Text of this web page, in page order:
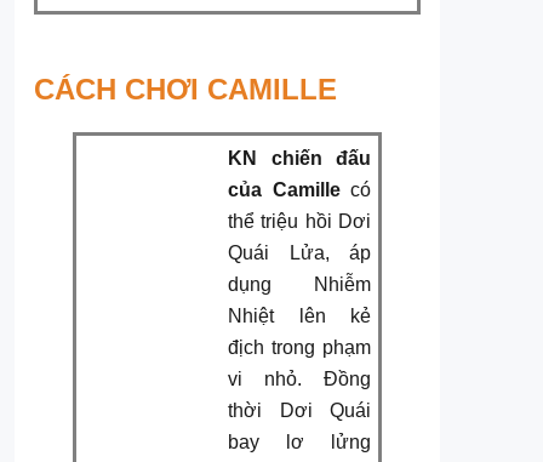
CÁCH CHƠI CAMILLE
KN chiến đấu
của Camillecó
thể triệu hồi Dơi
Quái Lửa, áp
dụng Nhiễm
Nhiệt lên kẻ
địch trong phạm
vi nhỏ. Đồng
thời Dơi Quái
bay lơ lửng